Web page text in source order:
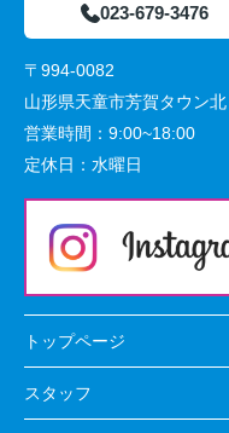
023-679-3476
〒994-0082
山形県天童市芳賀タウン
営業時間： 9:00~18:00
定休日： 水曜日
トップページ
スタッフ